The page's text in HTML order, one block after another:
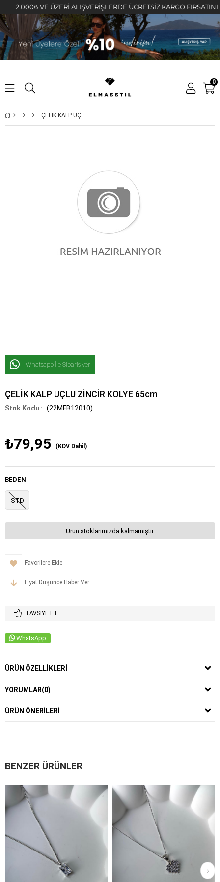
2.000₺ VE ÜZERİ ALIŞVERİŞLERDE ÜCRETSİZ KARGO FIRSATINI
0
ÇELİK KALP UÇLU ZİNCİR KOLYE 65cm
Whatsapp İle Sipariş ver
ÇELİK KALP UÇLU ZİNCİR KOLYE 65cm
(22MFB12010)
₺79,95 (KDV Dahil)
BEDEN
STD
Ürün stoklarımızda kalmamıştır.
Favorilere Ekle
Fiyat Düşünce Haber Ver
TAVSIYE ET
WhatsApp
ÜRÜN ÖZELLIKLERI
YORUMLAR(0)
ÜRÜN ÖNERILERI
BENZER ÜRÜNLER